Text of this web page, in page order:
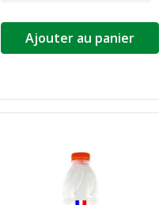
Ajouter au panier